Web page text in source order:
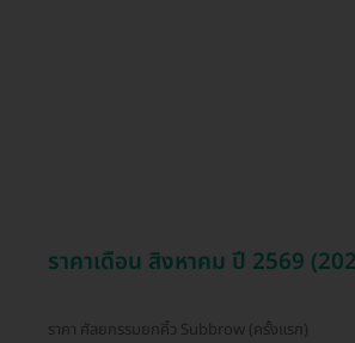
ราคาเดือน สิงหาคม ปี 2569
ราคา ศัลยกรรมยกคิ้ว Subbrow (ครั้งแรก)